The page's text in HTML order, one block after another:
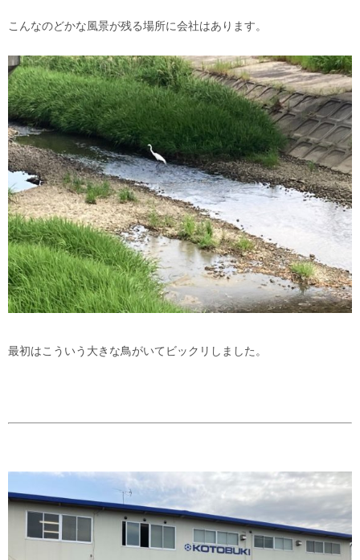
こんなのどかな風景が残る場所に会社はあります。
最初はこういう大きな鳥がいてビックリしました。